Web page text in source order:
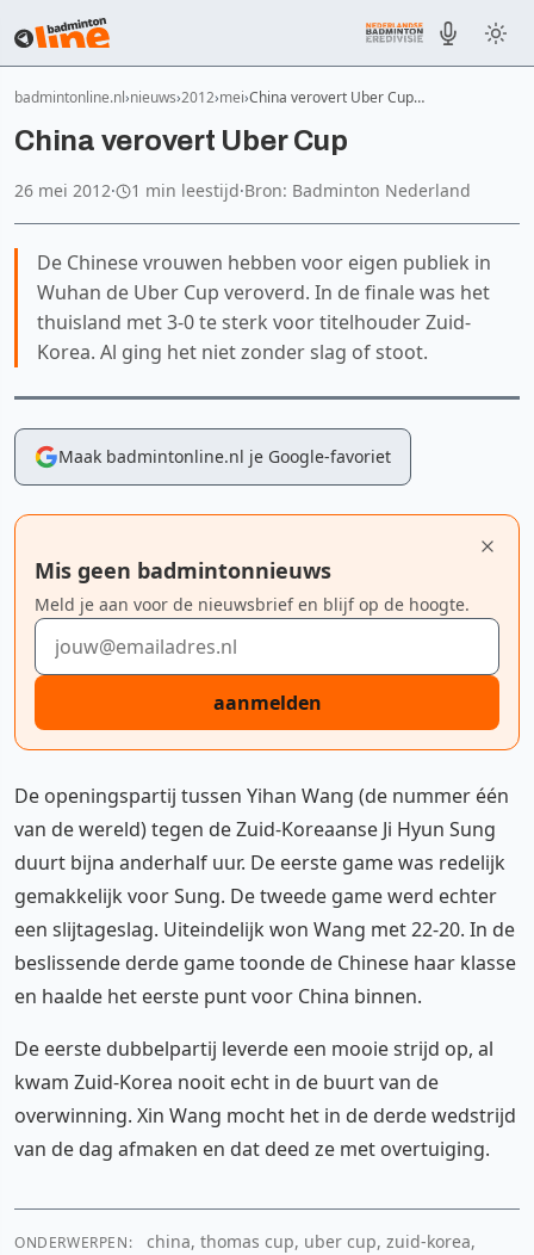
badmintonline.nl nieuws 2012 mei China verovert Uber Cup…
China verovert Uber Cup
26 mei 2012· 1 min leestijd·Bron: Badminton Nederland
De Chinese vrouwen hebben voor eigen publiek in
Wuhan de Uber Cup veroverd. In de finale was het
thuisland met 3-0 te sterk voor titelhouder Zuid-
Korea. Al ging het niet zonder slag of stoot.
Maak badmintonline.nl je Google-favoriet
Mis geen badmintonnieuws
Meld je aan voor de nieuwsbrief en blijf op de hoogte.
E-mailadres
aanmelden
De openingspartij tussen Yihan Wang (de nummer één
van de wereld) tegen de Zuid-Koreaanse Ji Hyun Sung
duurt bijna anderhalf uur. De eerste game was redelijk
gemakkelijk voor Sung. De tweede game werd echter
een slijtageslag. Uiteindelijk won Wang met 22-20. In de
beslissende derde game toonde de Chinese haar klasse
en haalde het eerste punt voor China binnen.
De eerste dubbelpartij leverde een mooie strijd op, al
kwam Zuid-Korea nooit echt in de buurt van de
overwinning. Xin Wang mocht het in de derde wedstrijd
van de dag afmaken en dat deed ze met overtuiging.
ONDERWERPEN:
china, thomas cup, uber cup, zuid-korea,